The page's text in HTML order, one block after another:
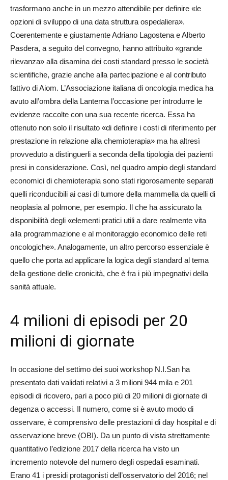
trasformano anche in un mezzo attendibile per definire «le
opzioni di sviluppo di una data struttura ospedaliera».
Coerentemente e giustamente Adriano Lagostena e Alberto
Pasdera, a seguito del convegno, hanno attribuito «grande
rilevanza» alla disamina dei costi standard presso le società
scientifiche, grazie anche alla partecipazione e al contributo
fattivo di Aiom. L’Associazione italiana di oncologia medica ha
avuto all’ombra della Lanterna l’occasione per introdurre le
evidenze raccolte con una sua recente ricerca. Essa ha
ottenuto non solo il risultato «di definire i costi di riferimento per
prestazione in relazione alla chemioterapia» ma ha altresì
provveduto a distinguerli a seconda della tipologia dei pazienti
presi in considerazione. Così, nel quadro ampio degli standard
economici di chemioterapia sono stati rigorosamente separati
quelli riconducibili ai casi di tumore della mammella da quelli di
neoplasia al polmone, per esempio. Il che ha assicurato la
disponibilità degli «elementi pratici utili a dare realmente vita
alla programmazione e al monitoraggio economico delle reti
oncologiche». Analogamente, un altro percorso essenziale è
quello che porta ad applicare la logica degli standard al tema
della gestione delle cronicità, che è fra i più impegnativi della
sanità attuale.
4 milioni di episodi per 20
milioni di giornate
In occasione del settimo dei suoi workshop N.I.San ha
presentato dati validati relativi a 3 milioni 944 mila e 201
episodi di ricovero, pari a poco più di 20 milioni di giornate di
degenza o accessi. Il numero, come si è avuto modo di
osservare, è comprensivo delle prestazioni di day hospital e di
osservazione breve (OBI). Da un punto di vista strettamente
quantitativo l’edizione 2017 della ricerca ha visto un
incremento notevole del numero degli ospedali esaminati.
Erano 41 i presidi protagonisti dell’osservatorio del 2016; nel